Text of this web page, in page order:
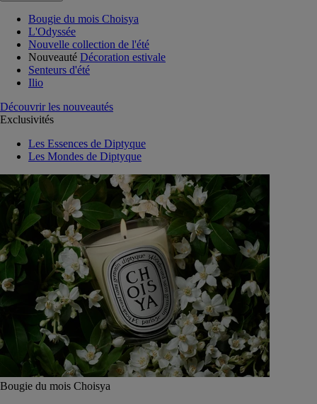
Bougie du mois Choisya
L'Odyssée
Nouvelle collection de l'été
Nouveauté Décoration estivale
Senteurs d'été
Ilio
Découvrir les nouveautés
Exclusivités
Les Essences de Diptyque
Les Mondes de Diptyque
Bougie du mois Choisya